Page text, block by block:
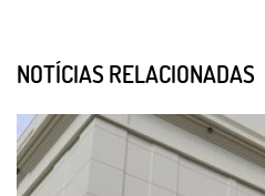
NOTÍCIAS RELACIONADAS